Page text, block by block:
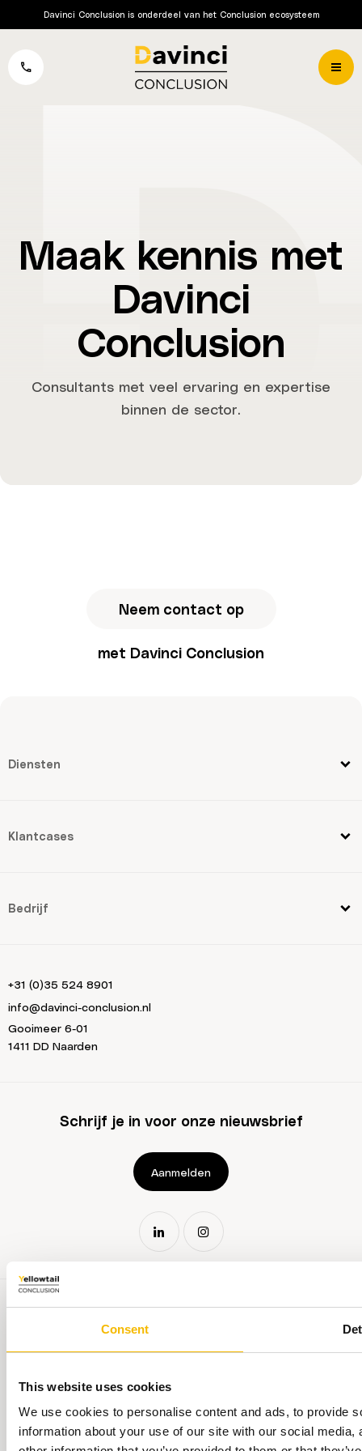
Consent
This website uses cookies
We use cookies to personalise content and ads, to provide
information about your use of our site with our social
Davinci Conclusion is onderdeel van het Conclusion ecosysteem
Maak kennis met
Davinci
Conclusion
Consultants met veel ervaring en expertise
binnen de sector.
Neem contact op
met Davinci Conclusion
Diensten
Klantcases
Bedrijf
+31 (0)35 524 8901
info@davinci-conclusion.nl
Gooimeer 6-01
1411 DD Naarden
Schrijf je in voor onze nieuwsbrief
Aanmelden
Privacy Policy
Responsible Disclosure
Algemene voorwaarden